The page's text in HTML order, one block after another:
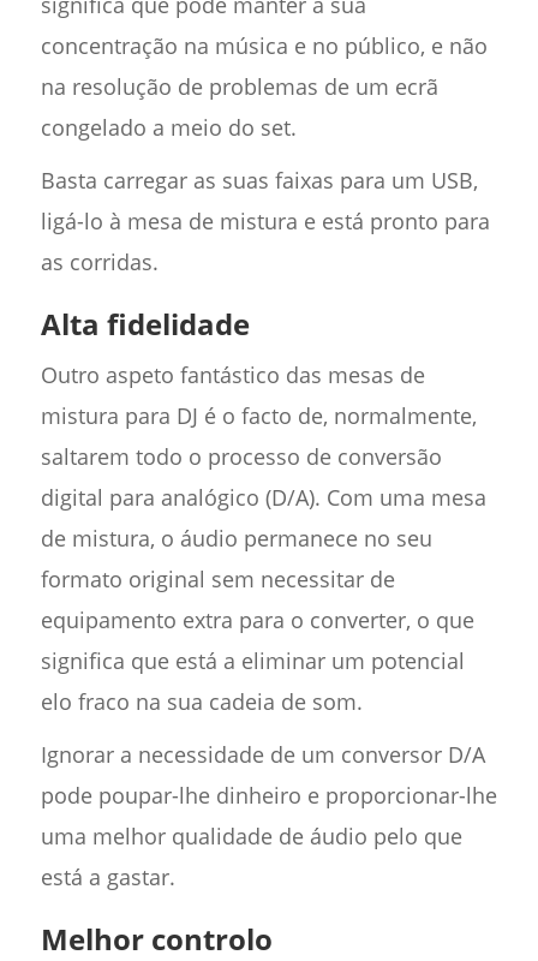
concentração na música e no público, e não
na resolução de problemas de um ecrã
congelado a meio do set.
Basta carregar as suas faixas para um USB,
ligá-lo à mesa de mistura e está pronto para
as corridas.
Alta fidelidade
Outro aspeto fantástico das mesas de
mistura para DJ é o facto de, normalmente,
saltarem todo o processo de conversão
digital para analógico (D/A). Com uma mesa
de mistura, o áudio permanece no seu
formato original sem necessitar de
equipamento extra para o converter, o que
significa que está a eliminar um potencial
elo fraco na sua cadeia de som.
Ignorar a necessidade de um conversor D/A
pode poupar-lhe dinheiro e proporcionar-lhe
uma melhor qualidade de áudio pelo que
está a gastar.
Melhor controlo